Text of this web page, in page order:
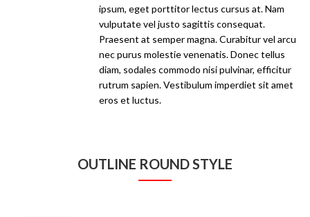
ipsum, eget porttitor lectus cursus at. Nam
vulputate vel justo sagittis consequat.
Praesent at semper magna. Curabitur vel arcu
nec purus molestie venenatis. Donec tellus
diam, sodales commodo nisi pulvinar, efficitur
rutrum sapien. Vestibulum imperdiet sit amet
eros et luctus.
OUTLINE ROUND STYLE